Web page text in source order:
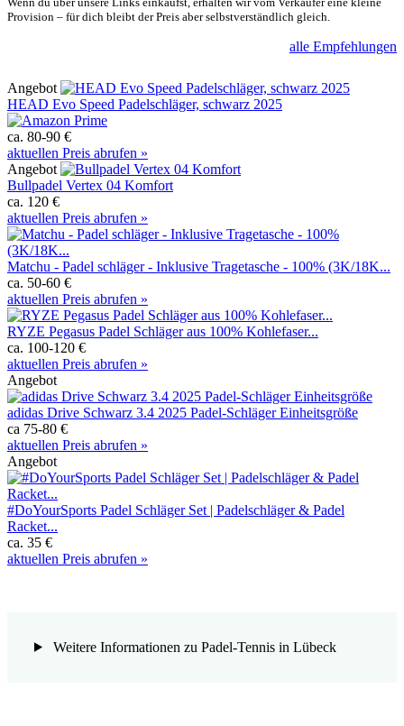
Provision – für dich bleibt der Preis aber selbstverständlich gleich.
alle Empfehlungen
Angebot
HEAD Evo Speed Padelschläger, schwarz 2025
ca. 80-90 €
aktuellen Preis abrufen »
Angebot
Bullpadel Vertex 04 Komfort
ca. 120 €
aktuellen Preis abrufen »
Matchu - Padel schläger - Inklusive Tragetasche - 100% (3K/18K...
ca. 50-60 €
aktuellen Preis abrufen »
RYZE Pegasus Padel Schläger aus 100% Kohlefaser...
ca. 100-120 €
aktuellen Preis abrufen »
Angebot
adidas Drive Schwarz 3.4 2025 Padel-Schläger Einheitsgröße
ca 75-80 €
aktuellen Preis abrufen »
Angebot
#DoYourSports Padel Schläger Set | Padelschläger & Padel
Racket...
ca. 35 €
aktuellen Preis abrufen »
Weitere Informationen zu Padel-Tennis in Lübeck